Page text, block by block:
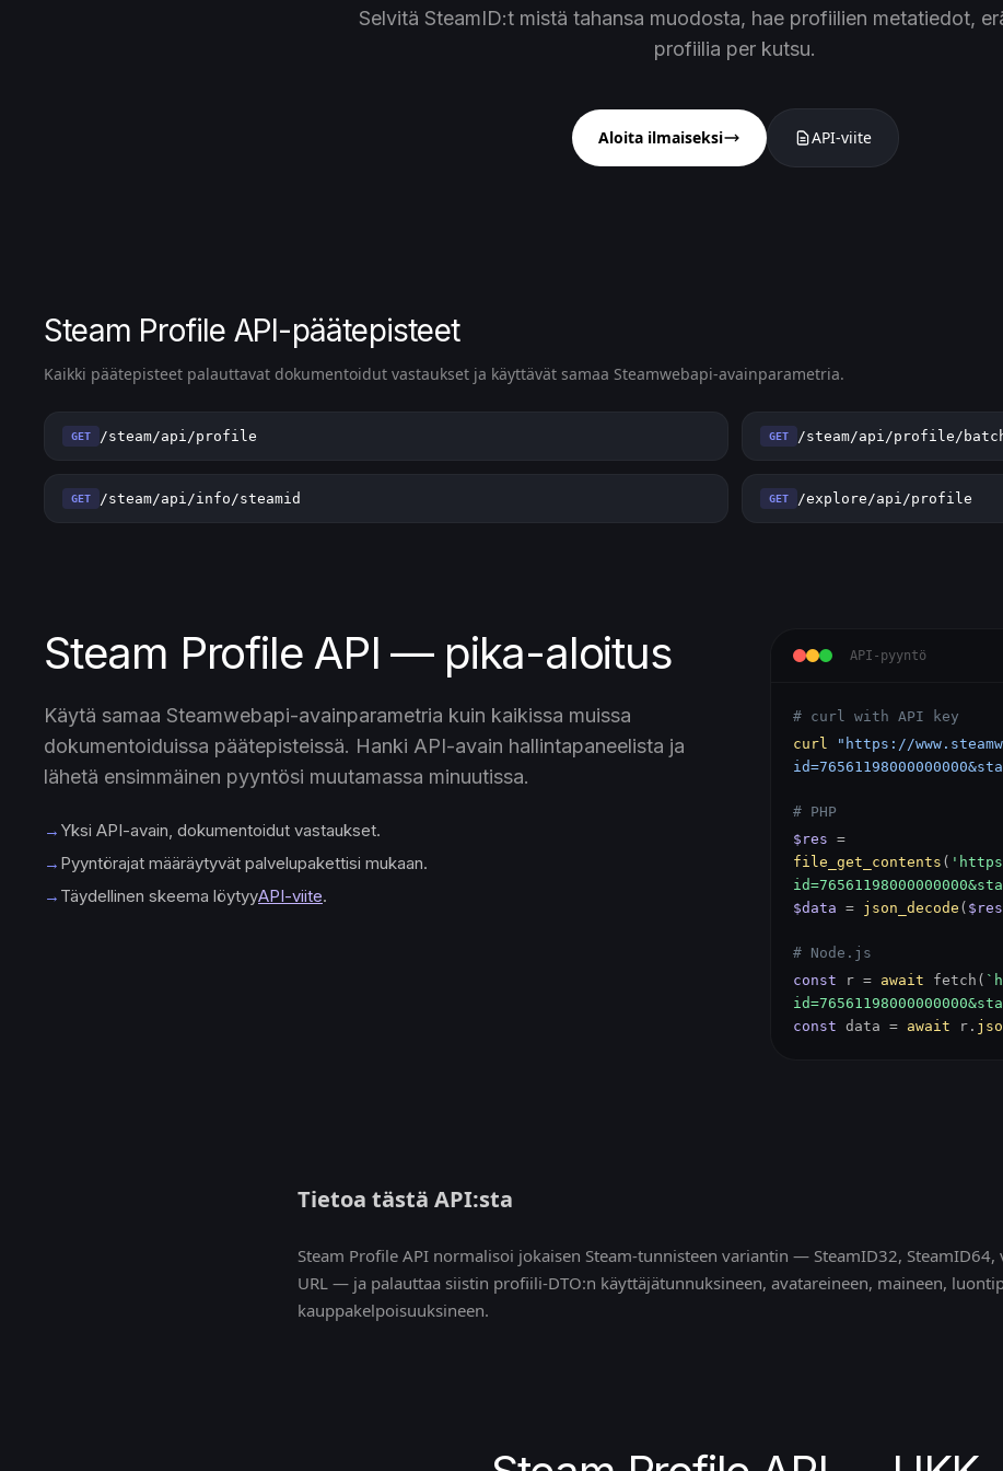
Selvitä SteamID:t mistä tahansa muodosta, hae profiilien metatiedot,
profiilia per kutsu.
Aloita ilmaiseksi API-viite
Steam Profile API-päätepisteet
Kaikki päätepisteet palauttavat dokumentoidut vastaukset ja käyttävät samaa Steamwebapi-avainparametria.
GET /steam/api/profile GET /steam/api/profile/
GET /steam/api/info/steamid GET /explore/api/profile
Steam Profile API — pika-aloitus
Käytä samaa Steamwebapi-avainparametria kuin kaikissa muissa
dokumentoiduissa päätepisteissä. Hanki API-avain hallintapaneelista ja
lähetä ensimmäinen pyyntösi muutamassa minuutissa.
→ Yksi API-avain, dokumentoidut vastaukset.
→ Pyyntörajat määräytyvät palvelupakettisi mukaan.
→ Täydellinen skeema löytyyAPI-viite.
API-pyyntö
# curl with API key
curl
"https://
# PHP
$res =
file_get_contents (
$data = json_decode ( $res
# Node.js
const r = await fetch(
const data = await r.
Tietoa tästä API:sta
Steam Profile API normalisoi jokaisen Steam-tunnisteen variantin — SteamID32,
URL — ja palauttaa siistin profiili-DTO:n käyttäjätunnuksineen, avatareineen, maineen,
kauppakelpoisuuksineen.